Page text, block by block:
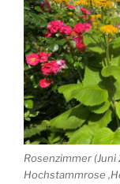
Rosenzimmer
Hochstammrose